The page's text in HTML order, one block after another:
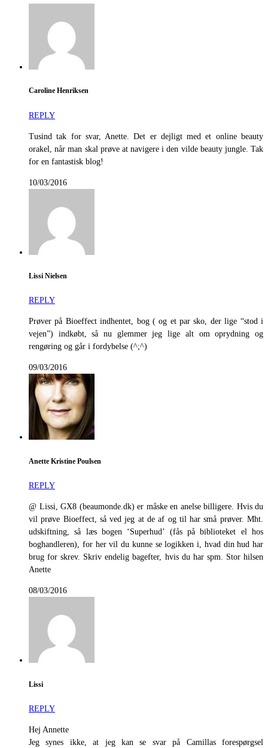
Caroline Henriksen
REPLY
Tusind tak for svar, Anette. Det er dejligt med et online beauty
orakel, når man skal prøve at navigere i den vilde beauty jungle. Tak
for en fantastisk blog!
10/03/2016
Lissi Nielsen
REPLY
Prøver på Bioeffect indhentet, bog ( og et par sko, der lige “stod i
vejen”) indkøbt, så nu glemmer jeg lige alt om oprydning og
rengøring og går i fordybelse (^;^)
09/03/2016
Anette Kristine Poulsen
REPLY
@ Lissi, GX8 (beaumonde.dk) er måske en anelse billigere. Hvis du
vil prøve Bioeffect, så ved jeg at de af og til har små prøver. Mht.
udskiftning, så læs bogen ‘Superhud’ (fås på biblioteket el hos
boghandleren), for her vil du kunne se logikken i, hvad din hud har
brug for skrev. Skriv endelig bagefter, hvis du har spm. Stor hilsen
Anette
08/03/2016
Lissi
REPLY
Hej Annette
Jeg synes ikke, at jeg kan se svar på Camillas forespørgsel